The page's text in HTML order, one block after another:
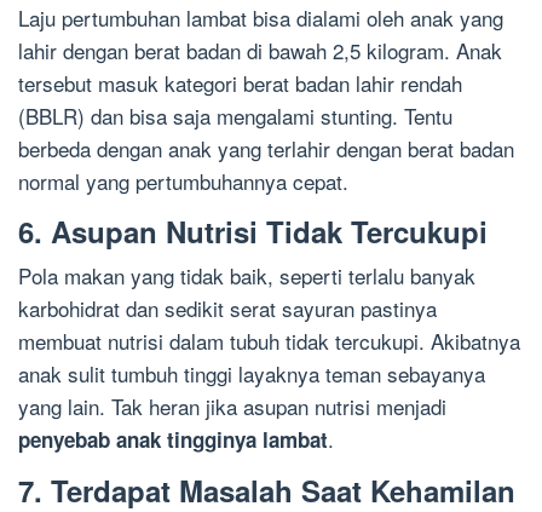
Laju pertumbuhan lambat bisa dialami oleh anak yang
lahir dengan berat badan di bawah 2,5 kilogram. Anak
tersebut masuk kategori berat badan lahir rendah
(BBLR) dan bisa saja mengalami stunting. Tentu
berbeda dengan anak yang terlahir dengan berat badan
normal yang pertumbuhannya cepat.
6. Asupan Nutrisi Tidak Tercukupi
Pola makan yang tidak baik, seperti terlalu banyak
karbohidrat dan sedikit serat sayuran pastinya
membuat nutrisi dalam tubuh tidak tercukupi. Akibatnya
anak sulit tumbuh tinggi layaknya teman sebayanya
yang lain. Tak heran jika asupan nutrisi menjadi
penyebab anak tingginya lambat.
7. Terdapat Masalah Saat Kehamilan